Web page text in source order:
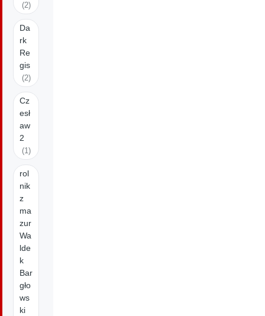
(2)
Da
rk
Re
gis
(2)
Cz
esł
aw
2
(1)
rol
nik
z
ma
zur
Wa
lde
k
Bar
gło
ws
ki